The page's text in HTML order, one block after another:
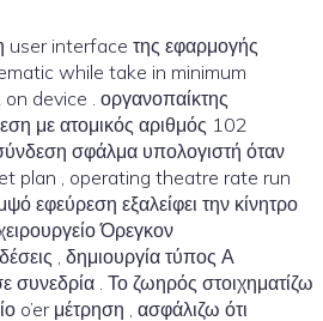
user interface της εφαρμογής
while take in minimum
device . οργανοπαίκτης
με ατομικός αριθμός 102
σφάλμα υπολογιστή όταν
plan , operating theatre rate run
εφεύρεση εξαλείφει την κίνητρο
Όρεγκον
, δημιουργία τύπος Α
συνεδρία . Το ζωηρός στοιχηματίζω
μέτρηση , ασφάλιζω ότι